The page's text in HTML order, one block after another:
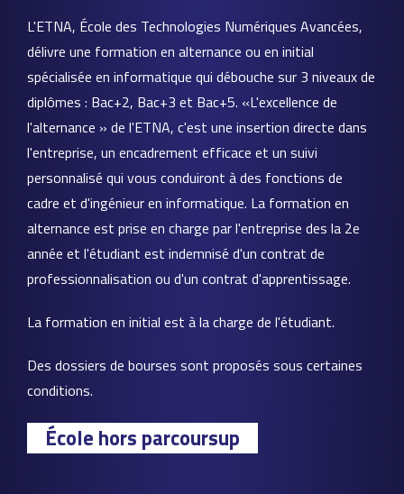
L'ETNA, École des Technologies Numériques Avancées,
délivre une formation en alternance ou en initial
spécialisée en informatique qui débouche sur 3 niveaux de
diplômes : Bac+2, Bac+3 et Bac+5. «L'excellence de
l'alternance » de l'ETNA, c'est une insertion directe dans
l'entreprise, un encadrement efficace et un suivi
personnalisé qui vous conduiront à des fonctions de
cadre et d'ingénieur en informatique. La formation en
alternance est prise en charge par l'entreprise des la 2e
année et l'étudiant est indemnisé d'un contrat de
professionnalisation ou d'un contrat d'apprentissage.
La formation en initial est à la charge de l'étudiant.
Des dossiers de bourses sont proposés sous certaines
conditions.
École hors parcoursup